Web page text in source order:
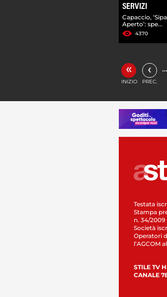
SERVIZI
Capaccio,
Aperto’: spe...
4370
«
INIZIO
‹
PREC.
…
Testata
Stampa
n. 34/2009
Società
Operatori
l’AGCOM
STILE TV
CANALE